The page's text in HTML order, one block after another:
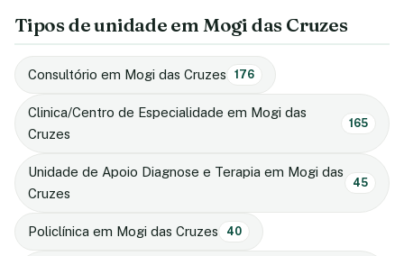
Tipos de unidade em Mogi das Cruzes
Consultório em Mogi das Cruzes 176
Clinica/Centro de Especialidade em Mogi das
Cruzes
165
Unidade de Apoio Diagnose e Terapia em Mogi das
Cruzes
45
Policlínica em Mogi das Cruzes 40